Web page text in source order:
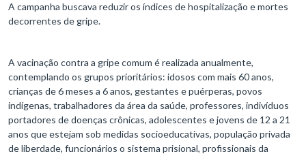
A campanha buscava reduzir os índices de hospitalização e mortes
decorrentes de gripe.
A vacinação contra a gripe comum é realizada anualmente,
contemplando os grupos prioritários: idosos com mais 60 anos,
crianças de 6 meses a 6 anos, gestantes e puérperas, povos
indígenas, trabalhadores da área da saúde, professores, indivíduos
portadores de doenças crônicas, adolescentes e jovens de 12 a 21
anos que estejam sob medidas socioeducativas, população privada
de liberdade, funcionários o sistema prisional, profissionais da